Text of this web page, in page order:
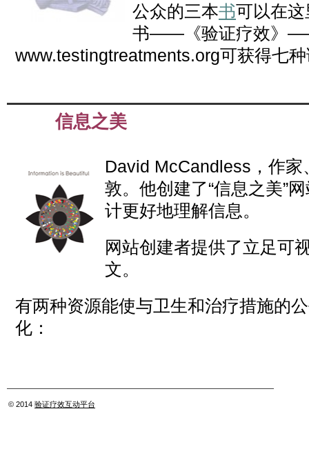
公众的三本书可以在
书——《验证疗效》
www.testingtreatments.org可获得七
信息之美
David McCandless，作
敦。他创建了“信息之美”
计更好地理解信息。
网站创建者提供了立足可
文。
有两种资源能使与卫生和治疗措施的
化：
© 2014 验证疗效互动平台